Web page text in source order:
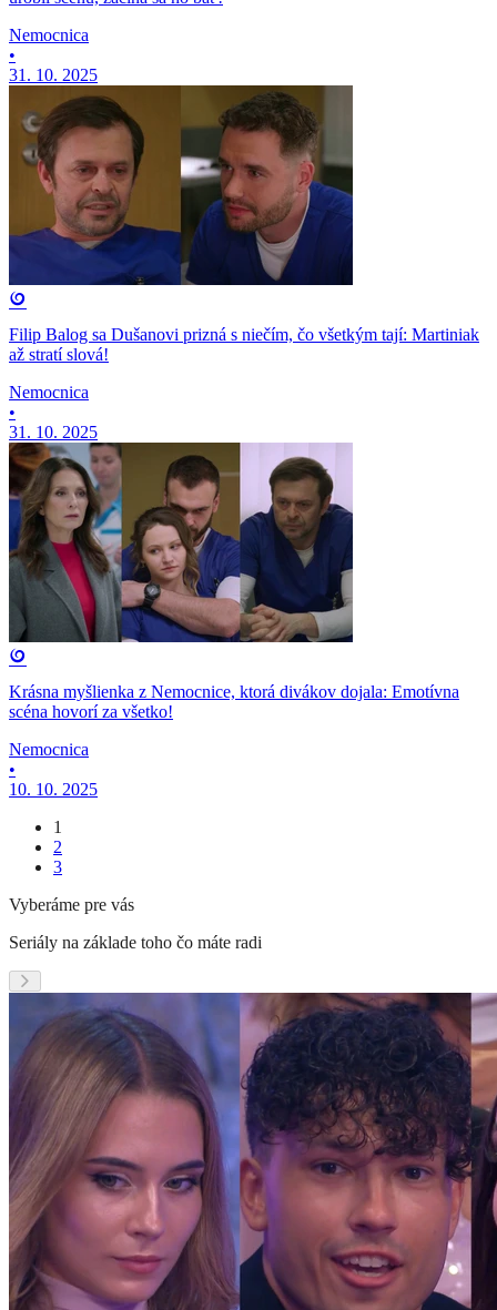
Nemocnica
•
31. 10. 2025
Filip Balog sa Dušanovi prizná s niečím, čo všetkým tají: Martiniak
až stratí slová!
Nemocnica
•
31. 10. 2025
Krásna myšlienka z Nemocnice, ktorá divákov dojala: Emotívna
scéna hovorí za všetko!
Nemocnica
•
10. 10. 2025
1
2
3
Vyberáme pre vás
Seriály na základe toho čo máte radi